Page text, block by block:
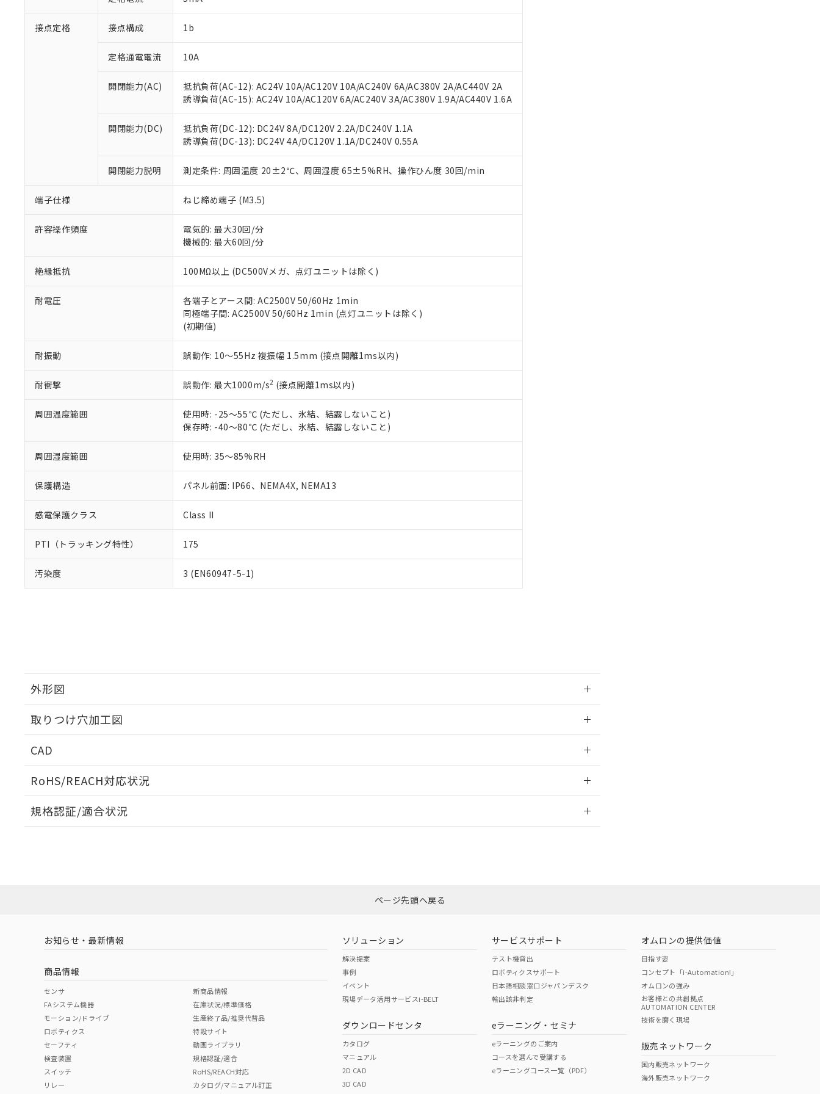
接点定格 接点構成 1b
定格通電電流 10A
開閉能力(AC)
抵抗負荷(AC-12): AC24V 10A/AC120V 10A/AC240V 6A/AC380V 2A/AC440V 2A
誘導負荷(AC-15): AC24V 10A/AC120V 6A/AC240V 3A/AC380V 1.9A/AC440V 1.6A
開閉能力(DC)
抵抗負荷(DC-12): DC24V 8A/DC120V 2.2A/DC240V 1.1A
誘導負荷(DC-13): DC24V 4A/DC120V 1.1A/DC240V 0.55A
開閉能力説明 測定条件: 周囲温度 20±2℃、周囲湿度 65±5%RH、操作ひん度 30回/min
端子仕様 ねじ締め端子 (M3.5)
許容操作頻度
電気的: 最大30回/分
機械的: 最大60回/分
絶縁抵抗 100MΩ以上 (DC500Vメガ、点灯ユニットは除く)
耐電圧
各端子とアース間: AC2500V 50/60Hz 1min
同極端子間: AC2500V 50/60Hz 1min (点灯ユニットは除く)
(初期値)
耐振動 誤動作: 10～55Hz 複振幅 1.5mm (接点開離1ms以内)
耐衝撃 誤動作: 最大1000m/s2 (接点開離1ms以内)
周囲温度範囲
使用時: -25～55℃ (ただし、氷結、結露しないこと)
保存時: -40～80℃ (ただし、氷結、結露しないこと)
周囲湿度範囲 使用時: 35～85%RH
保護構造 パネル前面: IP66、NEMA4X, NEMA13
感電保護クラス Class II
PTI（トラッキング特性） 175
汚染度 3 (EN60947-5-1)
外形図
取りつけ穴加工図
CAD
RoHS/REACH対応状況
EU RoHS 注意事項・凡例
ダウンロードはこちら
中国 RoHS 注意事項・凡例
中国 RoHS表
Pb Hg Cr(VI)
O O
規格認証/適合状況
（イギリス
（ノルウェー
（日本
（アメリカ
この製品の規格認証/適合状況ページへ
その他の認証はこちらのページからご検索ください
本サービスは、当社制御機器事業取扱商品の当社在庫状況および標準価格(税抜)を提供させていただ
当社制御機器事業取扱商品の中には、本サービスの対象外となる商品もあることをご了承ください。
い。
正式な納期状況および標準価格はお客様のお取引先、またはお客様担当のオムロン制御機器販売店・
当社販売員にご相談ください。
在庫状況および標準価格結果を当社の事前の承諾なく第三者に漏洩または開示しないようお願いしま
す。
マイパーツ機能（部品リスト作成サービス）をご利用いただくには、I-Webメンバーズにご登録され
ている必要があります。
お客様が当ウェブサイト上で当社にご登録された部品リストについて、当社および当社の共同利用者
が、当社の製品・サービスに関するお客様との取引・商談に必要な範囲で利用することをご了承くだ
さい。
いる法人を指します。
*EU RoHS指令（10物質）：
フタル酸ビス(2-エチルヘキシル) (DEHP)(別名：DOP) 1000ppm以下、フタル酸ブチルベンジル（BBP） 1000ppm以下、フタル酸ジブチ
ル（DBP） 1000ppm以下、フタル酸ジイソブチル (DIBP) 1000ppm以下
但し、RoHS指令で産業用監視および制御機器に対する適用除外項目は除く。
フタル酸エステル類の４物質については閾値を超える意図的な使用がないことを確認しています。
※2 対応予定月
部品在庫の切り替え状況などにより、予定月が前後することがあります。
※3 非含有証明書ダウンロード
EU RoHS指令（10物質）の非含有証明書
51物質の非含有証明書（当社基準）
※本証明書は発行日時点で非含有を証明するもので、過去に遡って非含有を証明するものではありません。
また、RoHS指令のフタル酸エステル類４物質の対応では、対応完了までの期間は出荷製品に未対応品が
混在することから備考欄に対応日を記載しておりました。
既に当社にて対応品への在庫切替を完了していることから、特段のことがない限り、2022年1月12日よ
り割愛しております。
「×」：最大均質材料含有率が中国RoHSの基準値を超えていることを示します。
Pb(鉛) :1000ppm、 Hg(水銀) : 1000ppm、 Cd(カドミウム) : 100ppm、
DEHP(フタル酸ビス(2-エチルヘキシル)) : 1000ppm
※2 環境保護使用期限
「ｅ」：有害物質（10物質）のすべてが基準値以下であることを示します。
味します。
「－」：未確認です。当社販売部門へお問い合わせください。
当社は、これら貴社製品のうち、外国為替および外国貿易法に定める商品（以下｢規制貨物等」とい
などの必要な手続きをとります。
ます。
当社は貴社製品を、核兵器、ミサイル、化学兵器、生物兵器またはその他武器並びにこれらの製造装
置等に一切使用いたしません。
当社は、貴社製品を第三者に販売する場合は、上記1、2および3の内容を当該第三者に通知します。
たしません。
△ 一定数には満たないが在庫あり
－
在庫なし(最新の在庫状況については、お客様のお取引先、またはお客様担当のオムロン制御
機器販売店・当社販売員にご確認ください)
空
受注生産機種、また在庫状況の情報を公開していない機種
ページ先頭へ戻る
お知らせ・最新情報
商品情報
センサ
FAシステム機器
モーション/ドライブ
ロボティクス
セーフティ
検査装置
スイッチ
リレー
新商品情報
在庫状況/標準価格
生産終了品/推奨代替品
特設サイト
動画ライブラリ
規格認証/適合
RoHS/REACH対応
カタログ/マニュアル訂正
ソリューション
解決提案
事例
イベント
現場データ活用サービスi-BELT
ダウンロードセンタ
カタログ
マニュアル
2D CAD
3D CAD
サービスサポート
テスト機貸出
ロボティクスサポート
日本語相談窓口ジャパンデスク
輸出該非判定
eラーニング・セミナ
eラーニングのご案内
コースを選んで受講する
eラーニングコース一覧（PDF）
オムロンの提供価値
目指す姿
コンセプト「i-Automation!」
オムロンの強み
お客様との共創拠点
AUTOMATION CENTER
技術を磨く現場
販売ネットワーク
国内販売ネットワーク
海外販売ネットワーク